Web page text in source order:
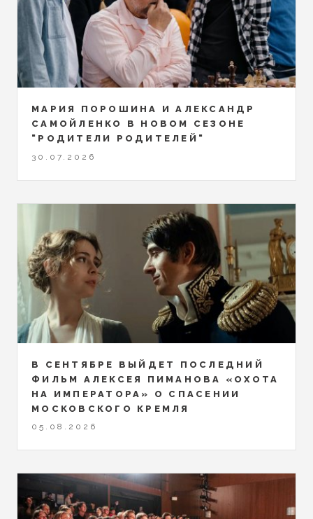
МАРИЯ ПОРОШИНА И АЛЕКСАНДР
САМОЙЛЕНКО В НОВОМ СЕЗОНЕ
"РОДИТЕЛИ РОДИТЕЛЕЙ"
30.07.2026
В СЕНТЯБРЕ ВЫЙДЕТ ПОСЛЕДНИЙ
ФИЛЬМ АЛЕКСЕЯ ПИМАНОВА «ОХОТА
НА ИМПЕРАТОРА» О СПАСЕНИИ
МОСКОВСКОГО КРЕМЛЯ
05.08.2026